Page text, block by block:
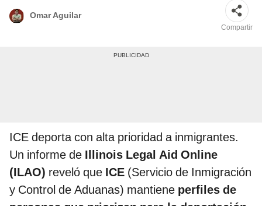
Omar Aguilar
Compartir
ICE deporta con alta prioridad a inmigrantes.
Un informe de Illinois Legal Aid Online
(ILAO) reveló que ICE (Servicio de Inmigración
y Control de Aduanas) mantiene perfiles de